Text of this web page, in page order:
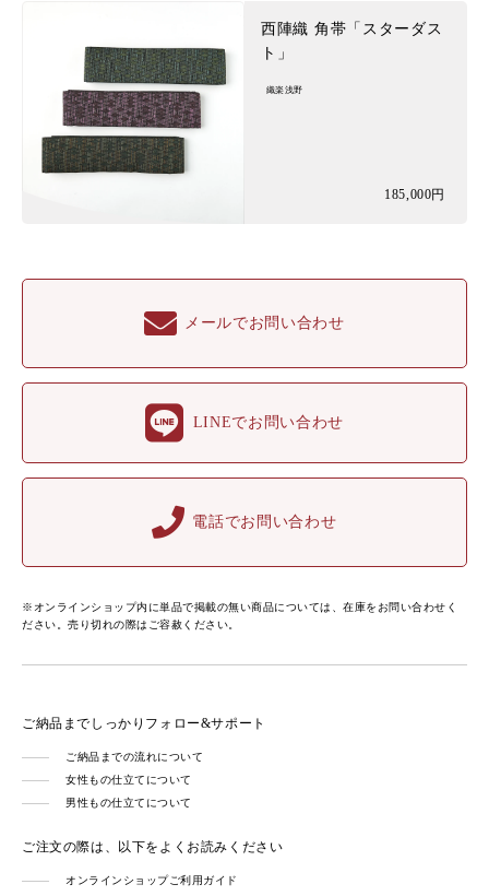
西陣織 角帯「スターダス
ト」
織楽浅野
185,000円
メールでお問い合わせ
LINEでお問い合わせ
電話でお問い合わせ
※オンラインショップ内に単品で掲載の無い商品については、在庫をお問い合わせく
ださい。売り切れの際はご容赦ください。
ご納品までしっかりフォロー&サポート
ご納品までの流れについて
女性もの仕立てについて
男性もの仕立てについて
ご注文の際は、以下をよくお読みください
オンラインショップご利用ガイド